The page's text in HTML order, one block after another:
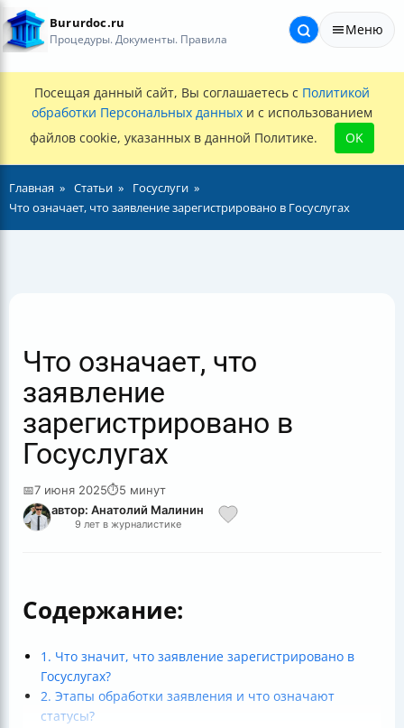
Bururdoc.ru
Процедуры. Документы. Правила
Меню
Посещая данный сайт, Вы соглашаетесь с Политикой
обработки Персональных данных и с использованием
файлов cookie, указанных в данной Политике.
OK
Главная Статьи
Госуслуги
Что означает, что заявление зарегистрировано в Госуслугах
Что означает, что
заявление
зарегистрировано в
Госуслугах
📅7 июня 2025⏱5 минут
автор: Анатолий Малинин
9 лет в журналистике
Содержание:
1. Что значит, что заявление зарегистрировано в
Госуслугах?
2. Этапы обработки заявления и что означают
статусы?